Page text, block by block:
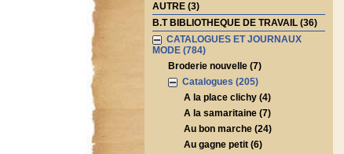
AUTRE (3)
B.T BIBLIOTHEQUE DE TRAVAIL (36)
CATALOGUES ET JOURNAUX
MODE (784)
Broderie nouvelle (7)
Catalogues (205)
A la place clichy (4)
A la samaritaine (7)
Au bon marche (24)
Au gagne petit (6)